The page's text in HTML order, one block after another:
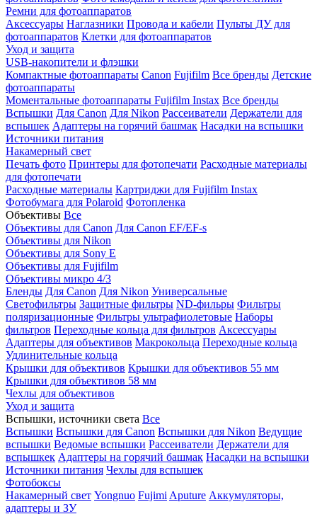
Ремни для фотоаппаратов
Аксессуары Наглазники Провода и кабели Пульты ДУ для
фотоаппаратов Клетки для фотоаппаратов
Уход и защита
USB-накопители и флэшки
Компактные фотоаппараты Canon Fujifilm Все бренды Детские
фотоаппараты
Моментальные фотоаппараты Fujifilm Instax Все бренды
Вспышки Для Canon Для Nikon Рассеиватели Держатели для
вспышек Адаптеры на горячий башмак Насадки на вспышки
Источники питания
Накамерный свет
Печать фото Принтеры для фотопечати Расходные материалы
для фотопечати
Расходные материалы Картриджи для Fujifilm Instax
Фотобумага для Polaroid Фотопленка
Объективы Все
Объективы для Canon Для Canon EF/EF-s
Объективы для Nikon
Объективы для Sony E
Объективы для Fujifilm
Объективы микро 4/3
Бленды Для Canon Для Nikon Универсальные
Светофильтры Защитные фильтры ND-фильры Фильтры
поляризационные Фильтры ультрафиолетовые Наборы
фильтров Переходные кольца для фильтров Аксессуары
Адаптеры для объективов Макрокольца Переходные кольца
Удлинительные кольца
Крышки для объективов Крышки для объективов 55 мм
Крышки для объективов 58 мм
Чехлы для объективов
Уход и защита
Вспышки, источники света Все
Вспышки Вспышки для Canon Вспышки для Nikon Ведущие
вспышки Ведомые вспышки Рассеиватели Держатели для
вспышкек Адаптеры на горячий башмак Насадки на вспышки
Источники питания Чехлы для вспышек
Фотобоксы
Накамерный свет Yongnuo Fujimi Aputure Аккумуляторы,
адаптеры и ЗУ